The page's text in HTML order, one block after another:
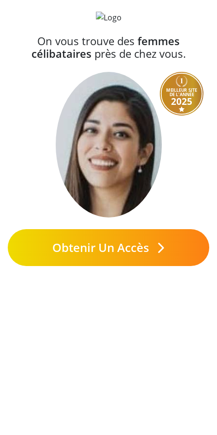
On vous trouve des femmes
célibataires près de chez vous.
MEILLEUR SITE
DE L'ANNÉE
2025
Obtenir Un Accès